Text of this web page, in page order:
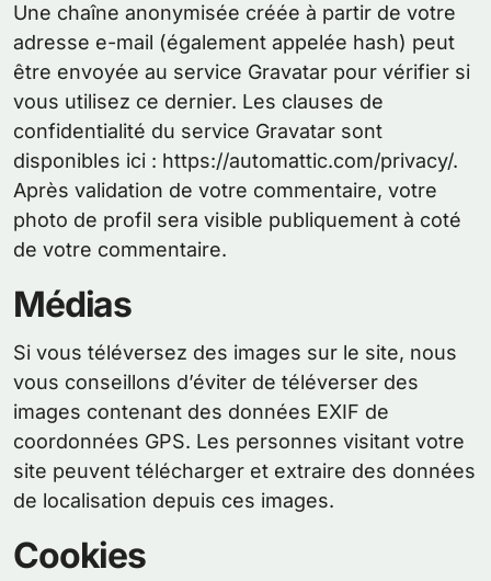
Une chaîne anonymisée créée à partir de votre
adresse e-mail (également appelée hash) peut
être envoyée au service Gravatar pour vérifier si
vous utilisez ce dernier. Les clauses de
confidentialité du service Gravatar sont
disponibles ici : https://automattic.com/privacy/.
Après validation de votre commentaire, votre
photo de profil sera visible publiquement à coté
de votre commentaire.
Médias
Si vous téléversez des images sur le site, nous
vous conseillons d’éviter de téléverser des
images contenant des données EXIF de
coordonnées GPS. Les personnes visitant votre
site peuvent télécharger et extraire des données
de localisation depuis ces images.
Cookies